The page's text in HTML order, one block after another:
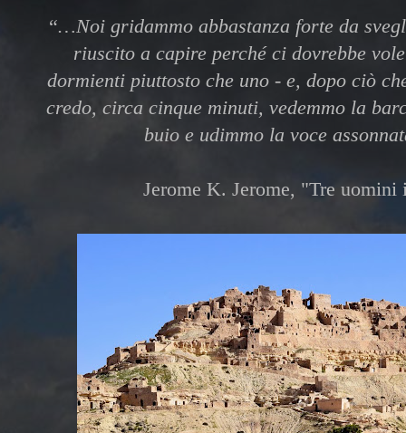
“…Noi gridammo abbastanza forte da
riuscito a capire perché ci dovrebbe
dormienti piuttosto che uno - e, dopo ciò
credo, circa cinque minuti, vedemmo la
buio e udimmo la voce
Jerome K. Jerome, "Tre uomini